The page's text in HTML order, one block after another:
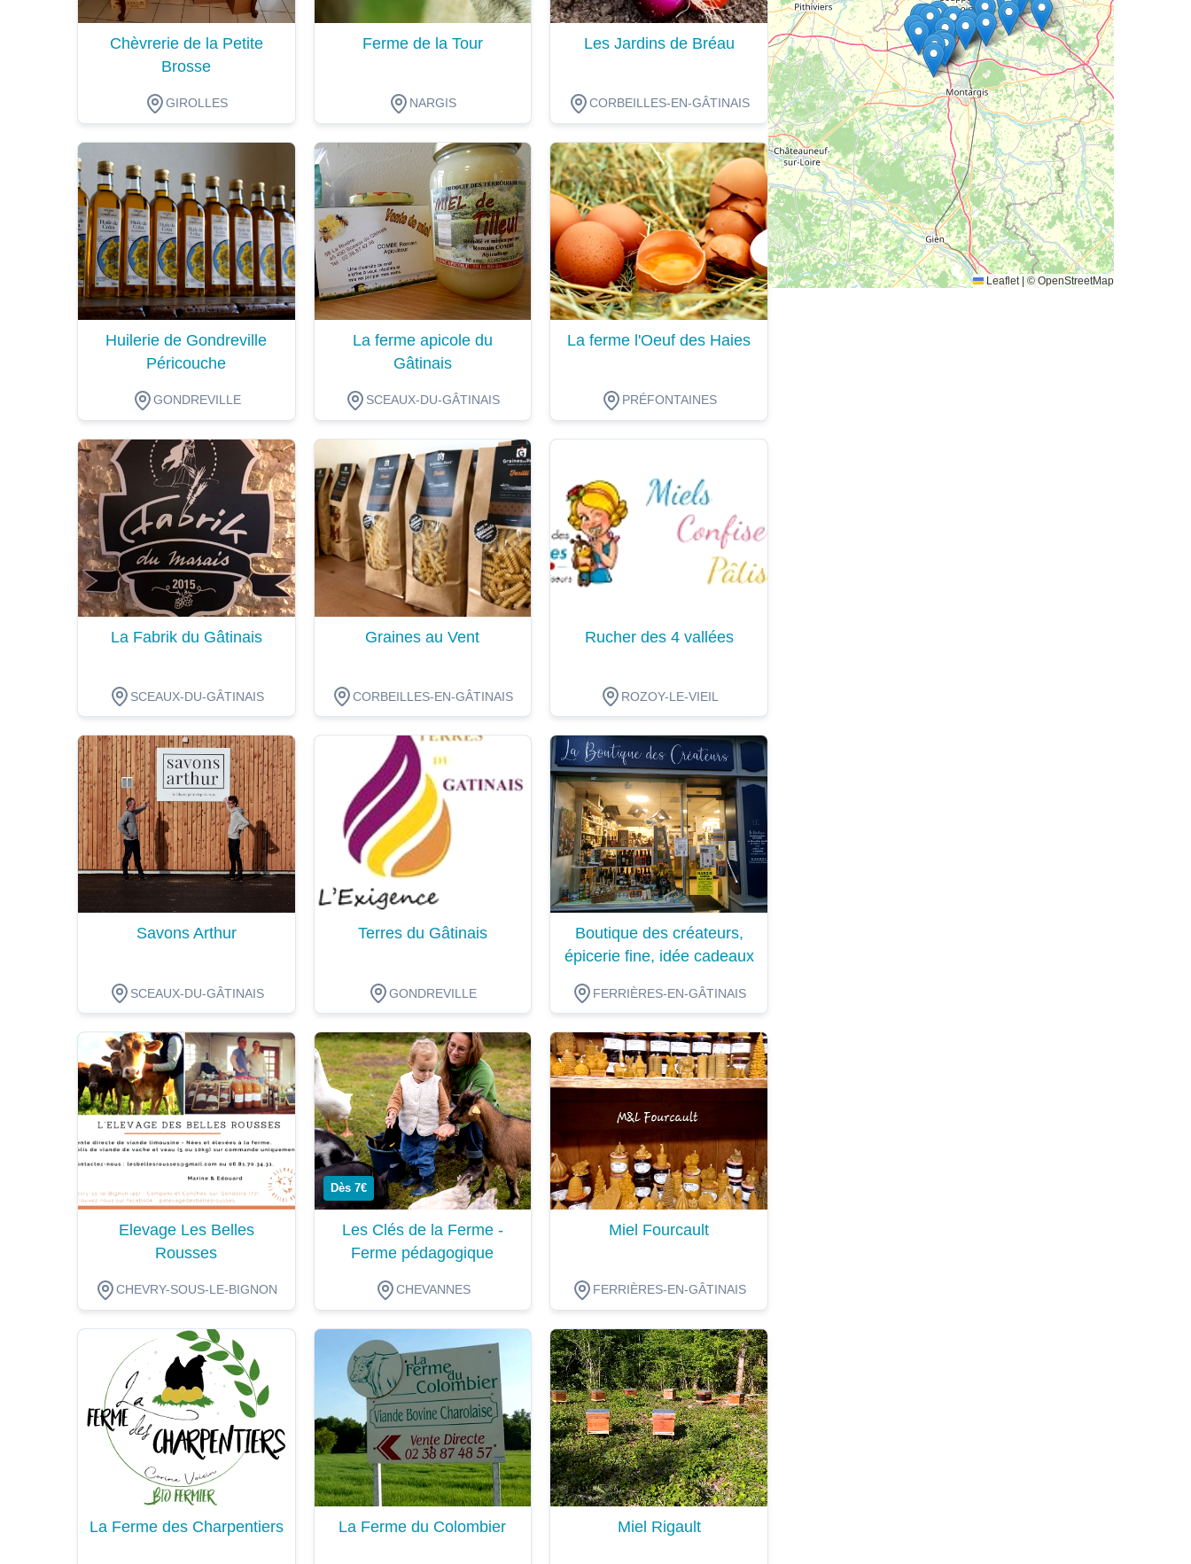
Chèvrerie de la Petite
Brosse
GIROLLES
Dégustation
Ferme de la Tour
NARGIS
Dégustation
Les Jardins de Bréau
CORBEILLES-EN-GÂTINAIS
Dégustation
Huilerie de Gondreville
Péricouche
GONDREVILLE
Dégustation
La ferme apicole du
Gâtinais
SCEAUX-DU-GÂTINAIS
Dégustation
La ferme l'Oeuf des Haies
PRÉFONTAINES
La Fabrik du Gâtinais
SCEAUX-DU-GÂTINAIS
Dégustation
Graines au Vent
CORBEILLES-EN-GÂTINAIS
Dégustation
Rucher des 4 vallées
ROZOY-LE-VIEIL
Dégustation
Savons Arthur
SCEAUX-DU-GÂTINAIS
Dégustation
Terres du Gâtinais
GONDREVILLE
Dégustation
Boutique des créateurs,
épicerie fine, idée cadeaux
FERRIÈRES-EN-GÂTINAIS
Dégustation
Elevage Les Belles
Rousses
CHEVRY-SOUS-LE-BIGNON
Dégustation
Dès 7€
Les Clés de la Ferme -
Ferme pédagogique
CHEVANNES
Dégustation
Miel Fourcault
FERRIÈRES-EN-GÂTINAIS
Dégustation
La Ferme des Charpentiers La Ferme du Colombier Miel Rigault
Leaflet © OpenStreetMap